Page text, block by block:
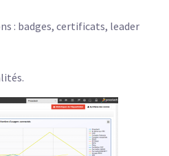
: badges, certificats, leader